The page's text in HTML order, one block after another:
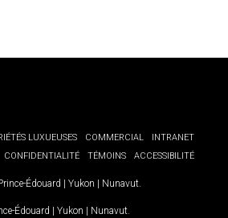
LUXUEUSES COMMERCIAL
INTRANET
CONFIDENTIALITÉ TÉMOINS ACCESSIBILITÉ
Édouard | Yukon | Nunavut
Édouard | Yukon | Nunavut